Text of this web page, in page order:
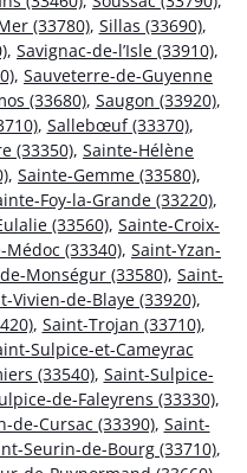
(33780), Sillas (33690),
, Savignac-de-l’Isle (33910),
, Sauveterre-de-Guyenne
(33680), Saugon (33920),
, Sallebœuf (33370),
(33350), Sainte-Hélène
, Sainte-Gemme (33580),
Foy-la-Grande (33220),
(33560), Sainte-Croix-
(33340), Saint-Yzan-
Monségur (33580), Saint-
Vivien-de-Blaye (33920),
, Saint-Trojan (33710),
Sulpice-et-Cameyrac
(33540), Saint-Sulpice-
de-Faleyrens (33330),
de-Cursac (33390), Saint-
Seurin-de-Bourg (33710),